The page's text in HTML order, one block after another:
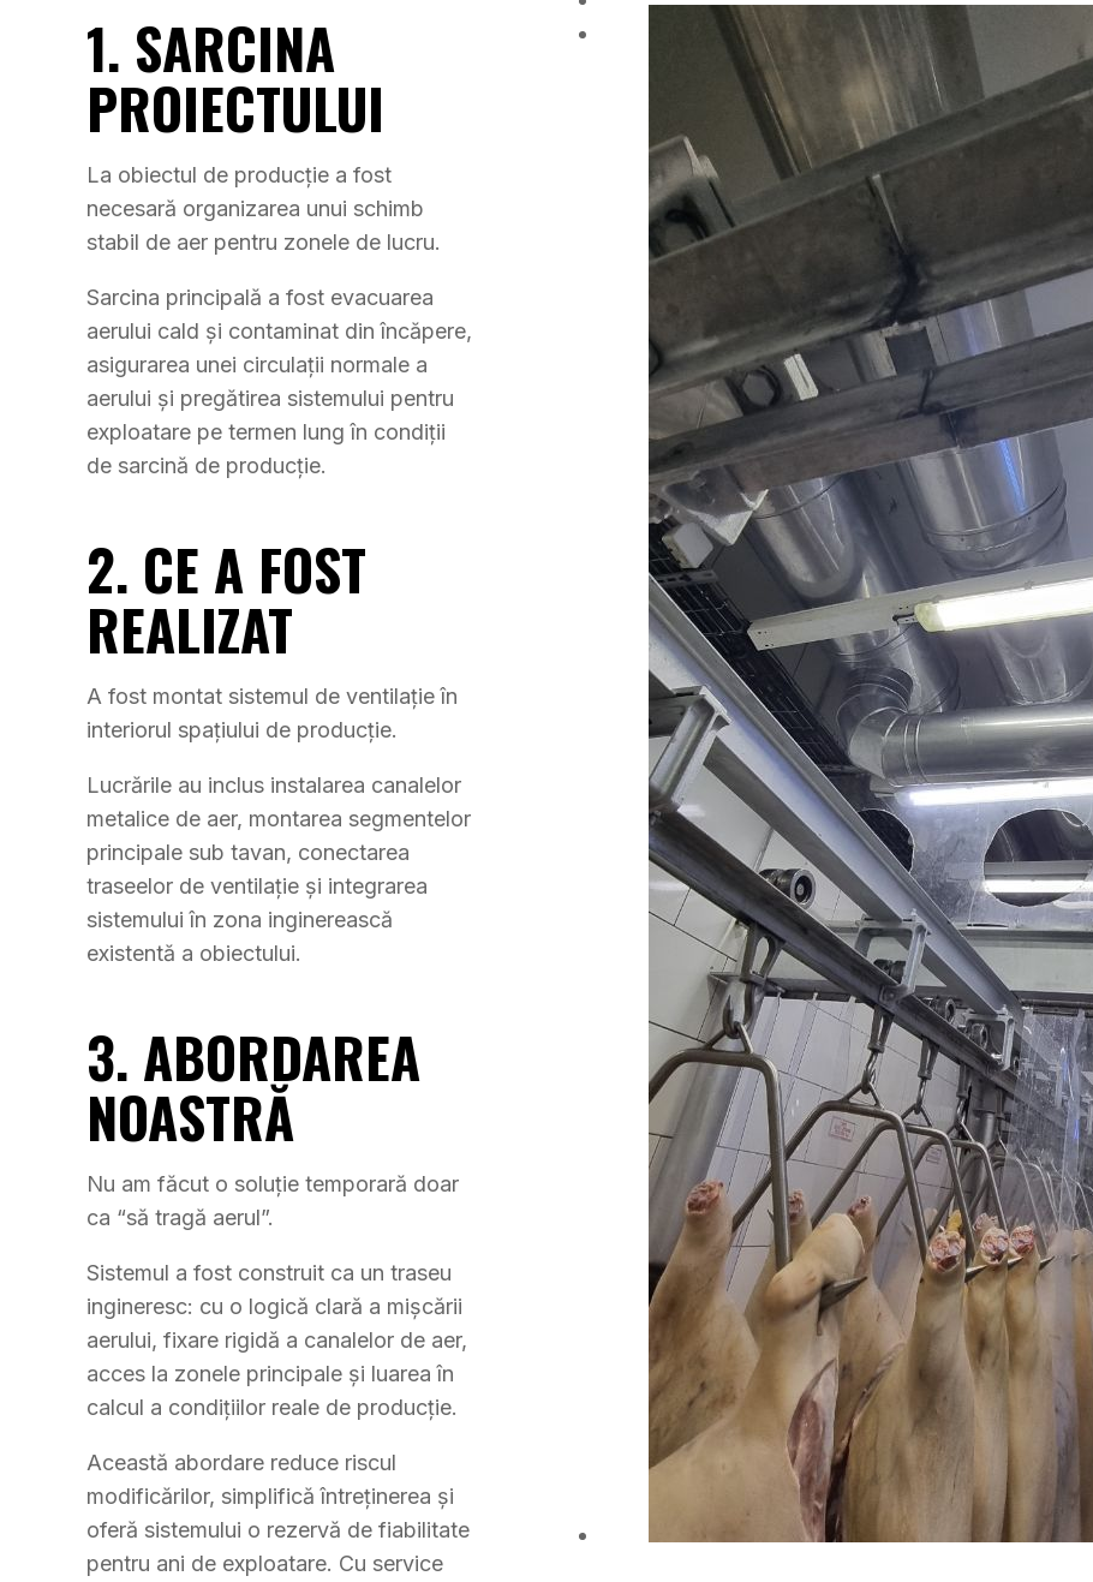
1. SARCINA
PROIECTULUI
La obiectul de producție a fost
necesară organizarea unui schimb
stabil de aer pentru zonele de lucru.
Sarcina principală a fost evacuarea
aerului cald și contaminat din încăpere,
asigurarea unei circulații normale a
aerului și pregătirea sistemului pentru
exploatare pe termen lung în condiții
de sarcină de producție.
2. CE A FOST
REALIZAT
A fost montat sistemul de ventilație în
interiorul spațiului de producție.
Lucrările au inclus instalarea canalelor
metalice de aer, montarea segmentelor
principale sub tavan, conectarea
traseelor de ventilație și integrarea
sistemului în zona inginerească
existentă a obiectului.
3. ABORDAREA
NOASTRĂ
Nu am făcut o soluție temporară doar
ca “să tragă aerul”.
Sistemul a fost construit ca un traseu
ingineresc: cu o logică clară a mișcării
aerului, fixare rigidă a canalelor de aer,
acces la zonele principale și luarea în
calcul a condițiilor reale de producție.
Această abordare reduce riscul
modificărilor, simplifică întreținerea și
oferă sistemului o rezervă de fiabilitate
pentru ani de exploatare. Cu service